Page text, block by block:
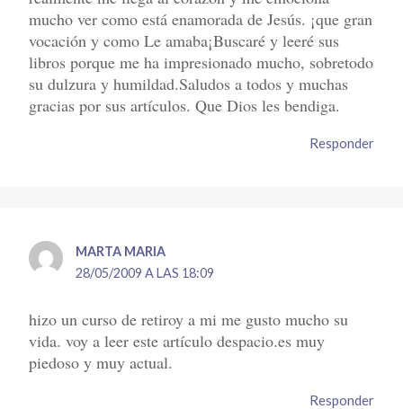
mucho ver como está enamorada de Jesús. ¡que gran
vocación y como Le amaba¡Buscaré y leeré sus
libros porque me ha impresionado mucho, sobretodo
su dulzura y humildad.Saludos a todos y muchas
gracias por sus artículos. Que Dios les bendiga.
Responder
MARTA MARIA
28/05/2009 A LAS 18:09
hizo un curso de retiroy a mi me gusto mucho su
vida. voy a leer este artículo despacio.es muy
piedoso y muy actual.
Responder